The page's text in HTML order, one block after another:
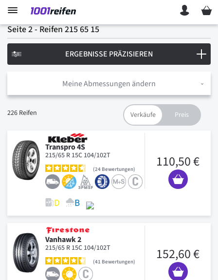
Mein
Seite 2 -Reifen 215 65 15
Meine Abmessungen ändern
226 Reifen
Transpro 4S
215/65 R 15C 104/102T
24 Bewertungen 110,50 €
Vanhawk 2
215/65 R 15C 104/102T
41 Bewertungen 152,60 €
ERGEBNISSE PRÄZISIEREN